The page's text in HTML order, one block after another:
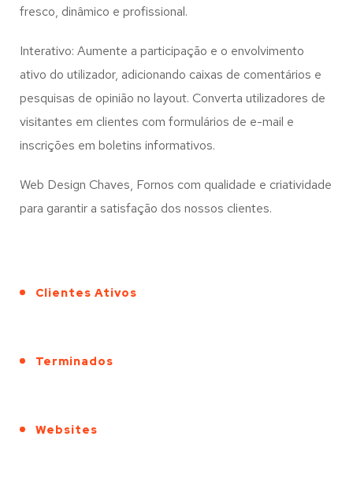
fresco, dinâmico e profissional.
Interativo: Aumente a participação e o envolvimento
ativo do utilizador, adicionando caixas de comentários e
pesquisas de opinião no layout. Converta utilizadores de
visitantes em clientes com formulários de e-mail e
inscrições em boletins informativos.
Web Design Chaves, Fornos com qualidade e criatividade
para garantir a satisfação dos nossos clientes.
Clientes Ativos
Terminados
Websites